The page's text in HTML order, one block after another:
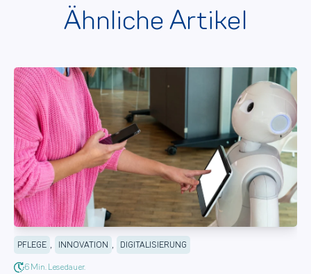
Ähnliche Artikel
PFLEGE , INNOVATION , DIGITALISIERUNG
6 Min. Lesedauer.